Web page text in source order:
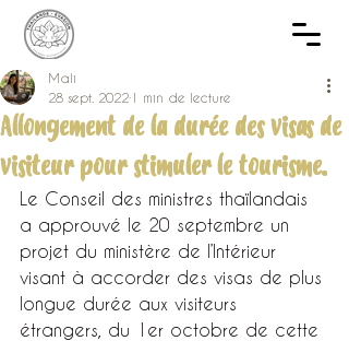
Allongement de la durée des visas de
visiteur pour stimuler le tourisme.
Mali
28 sept. 2022 1 min de lecture
Le Conseil des ministres thaïlandais
a approuvé le 20 septembre un
projet du ministère de l’Intérieur
visant à accorder des visas de plus
longue durée aux visiteurs
étrangers, du 1er octobre de cette